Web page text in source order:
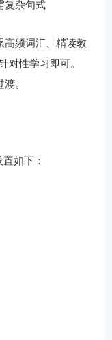
复杂句式
高频词汇、精读教
对性学习即可。
。
如下：